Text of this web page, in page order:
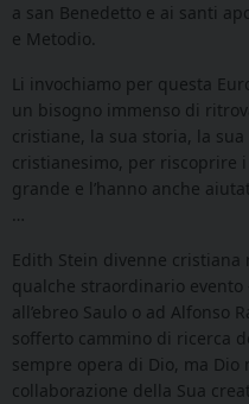
a san Benedetto e ai santi
e Metodio.
Li invochiamo per questa
un bisogno immenso di
cristiane, la sua storia, la
cristianesimo, per riscoprire
grande e l’hanno anche
…
Edith Stein divenne cristiana
qualche straordinario evento
all’ebreo Saulo o ad Alfonso
sofferto cammino di ricerca
sempre opera di Dio, ma
collaborazione della Sua